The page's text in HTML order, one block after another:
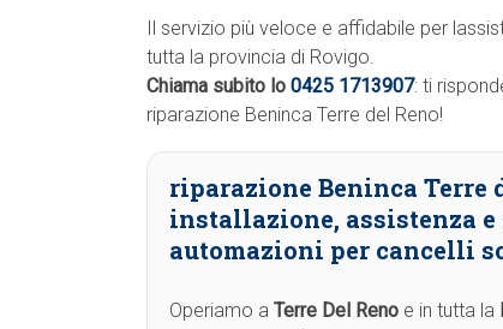
Il servizio più veloce e affidabile per
tutta la provincia di Rovigo.
Chiama subito lo 0425 1713907: ti
riparazione Beninca Terre del Reno!
riparazione Beninca Terre
installazione, assistenza
automazioni per cancelli
Operiamo a Terre Del Reno e in tutta la